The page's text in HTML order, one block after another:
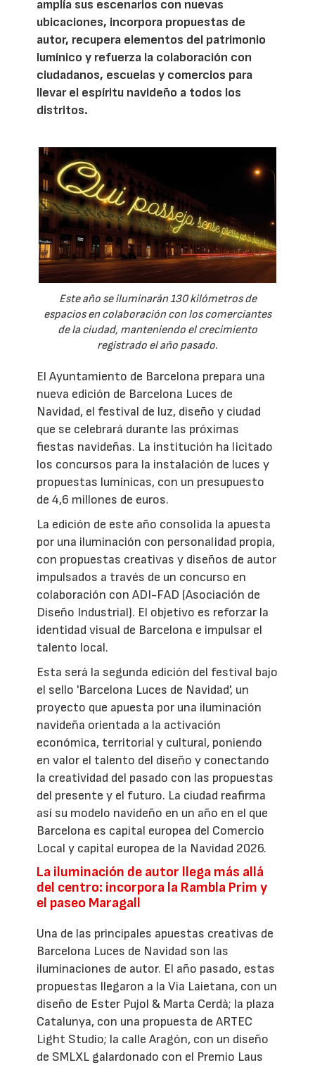
amplía sus escenarios con nuevas
ubicaciones, incorpora propuestas de
autor, recupera elementos del patrimonio
lumínico y refuerza la colaboración con
ciudadanos, escuelas y comercios para
llevar el espíritu navideño a todos los
distritos.
Este año se iluminarán 130 kilómetros de
espacios en colaboración con los comerciantes
de la ciudad, manteniendo el crecimiento
registrado el año pasado.
El Ayuntamiento de Barcelona prepara una
nueva edición de Barcelona Luces de
Navidad, el festival de luz, diseño y ciudad
que se celebrará durante las próximas
fiestas navideñas. La institución ha licitado
los concursos para la instalación de luces y
propuestas lumínicas, con un presupuesto
de 4,6 millones de euros.
La edición de este año consolida la apuesta
por una iluminación con personalidad propia,
con propuestas creativas y diseños de autor
impulsados a través de un concurso en
colaboración con ADI-FAD (Asociación de
Diseño Industrial). El objetivo es reforzar la
identidad visual de Barcelona e impulsar el
talento local.
Esta será la segunda edición del festival bajo
el sello 'Barcelona Luces de Navidad', un
proyecto que apuesta por una iluminación
navideña orientada a la activación
económica, territorial y cultural, poniendo
en valor el talento del diseño y conectando
la creatividad del pasado con las propuestas
del presente y el futuro. La ciudad reafirma
así su modelo navideño en un año en el que
Barcelona es capital europea del Comercio
Local y capital europea de la Navidad 2026.
La iluminación de autor llega más allá
del centro: incorpora la Rambla Prim y
el paseo Maragall
Una de las principales apuestas creativas de
Barcelona Luces de Navidad son las
iluminaciones de autor. El año pasado, estas
propuestas llegaron a la Via Laietana, con un
diseño de Ester Pujol & Marta Cerdà; la plaza
Catalunya, con una propuesta de ARTEC
Light Studio; la calle Aragón, con un diseño
de SMLXL galardonado con el Premio Laus